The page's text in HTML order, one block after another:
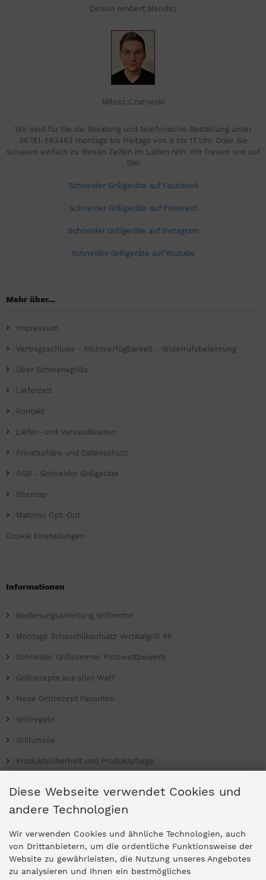
Denise Ambert Mendez
Milosz Czarnecki
Wir sind für Sie da: Beratung und telefonische Bestellung unter
06781-563463 montags bis freitags von 9 bis 17 Uhr. Oder Sie
schauen einfach zu diesen Zeiten im Laden rein. Wir freuen uns auf
Sie!
Schneider Grillgeräte auf Facebook
Schneider Grillgeräte auf Pinterest
Schneider Grillgeräte auf Instagram
Schneider Grillgeräte auf Youtube
Mehr über...
Impressum
Vertragsschluss - Nichtverfügbarkeit - Widerrufsbelehrung
Über Schwenkgrills
Lieferzeit
Kontakt
Liefer- und Versandkosten
Privatsphäre und Datenschutz
AGB - Schneider Grillgeräte
Sitemap
Matomo Opt-Out
Cookie Einstellungen
Informationen
Bedienungsanleitung Grillmotor
Montage Schaschlikaufsatz Vertikalgrill 66
Schneider Grillsommer Fotowettbewerb
Grillrezepte aus aller Welt
Neue Grillrezept Favoriten
Grillregeln
Grillurteile
Produktsicherheit und Produktpflege
Ladengeschäfte
Zentrale Idar-Oberstein
Diese Webseite verwendet Cookies und
andere Technologien
Wir verwenden Cookies und ähnliche Technologien, auch
von Drittanbietern, um die ordentliche Funktionsweise der
Website zu gewährleisten, die Nutzung unseres Angebotes
zu analysieren und Ihnen ein bestmögliches